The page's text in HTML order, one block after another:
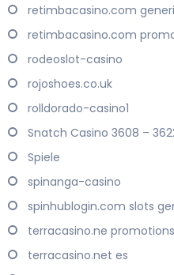
retimbacasino.com
retimbacasino.com
rodeoslot-casino
rojoshoes.co.uk
rolldorado-casino1
Snatch Casino 3608 –
Spiele
spinanga-casino
spinhublogin.com slots
terracasino.ne
terracasino.net es